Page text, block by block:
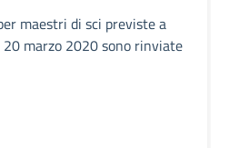
maestri di sci previste a
20 marzo 2020 sono rinviate